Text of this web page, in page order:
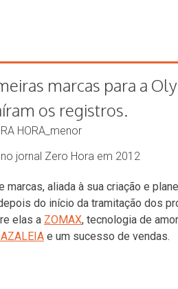
marcas para a
os registros.
jornal Zero Hora em 2012
aliada à sua criação e
do início da tramitação dos
elas a ZOMAX, tecnologia de
e um sucesso de vendas.